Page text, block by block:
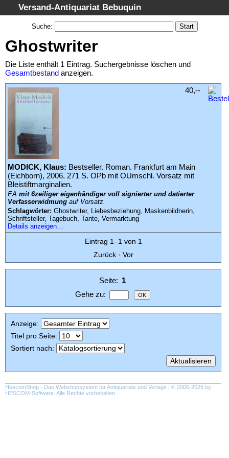
Versand-Antiquariat Bebuquin
Startseite
Suche
Schlagwörter
Suchergebnisse
Warenkorb
Widerruf
Datenschutz
Impressum
Suche:
Ghostwriter
Die Liste enthält 1 Eintrag. Suchergebnisse löschen und
Gesamtbestand anzeigen.
MODICK, Klaus: Bestseller. Roman. Frankfurt am Main
(Eichborn), 2006. 271 S. OPb mit OUmschl. Vorsatz mit
Bleistiftmarginalien.
EA mit 6zeiliger eigenhändiger voll signierter und datierter
Verfasserwidmung auf Vorsatz.
Schlagwörter: Ghostwriter, Liebesbeziehung, Maskenbildnerin,
Schriftsteller, Tagebuch, Tante, Vermarktung
Details anzeigen…
40,--
Eintrag 1–1 von 1
Zurück· Vor
Seite: 1
Gehe zu:
Anzeige:
Titel pro Seite:
Sortiert nach:
HescomShop - Das Webshopsystem für Antiquariate und Verlage | © 2006-2026 by
HESCOM-Software . Alle Rechte vorbehalten.